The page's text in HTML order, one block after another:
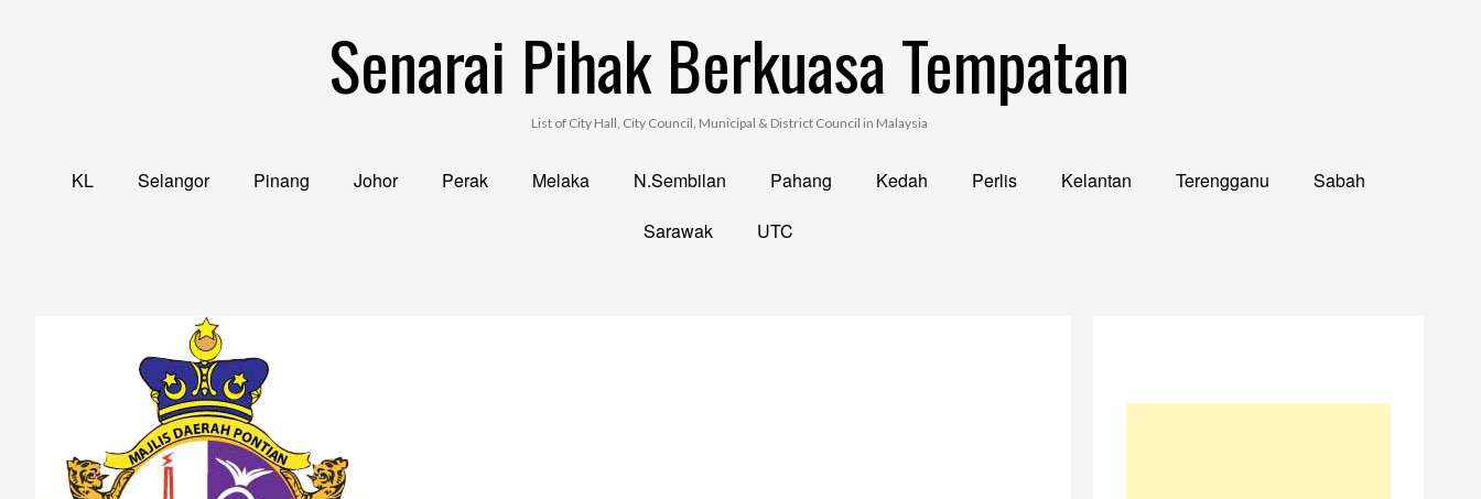
Senarai Pihak Berkuasa Tempatan
List of City Hall, City Council, Municipal & District Council in Malaysia
KL Selangor Pinang Johor Perak Melaka N.Sembilan Pahang Kedah Perlis Kelantan Terengganu
Sabah
Sarawak
UTC